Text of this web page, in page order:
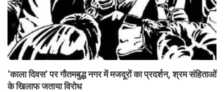
‘काला दिवस’ पर गौतमबुद्ध नगर में‌‌ मजदूरों का प्रदर्शन, श्रम संहिताओं
के खिलाफ जताया विरोध